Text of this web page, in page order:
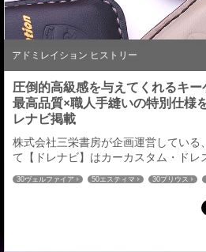
アドミレイション ヒストリー
圧倒的高級感を与えてくれるキ
最高品質×職人手縫いの特別仕様
レナビ掲載
株式会社三栄書房が企画運営している
て【ドレナビ】はカーカスタム・ドレ
ト。ドレナビにて「レザーキーケース
のでご紹介させていただきます。 国産
用 好みのカラーは組合せはなんと
ビ：アドミレイションの記事一覧は
30ヴェルファイア 50エスティマ 30プリウス